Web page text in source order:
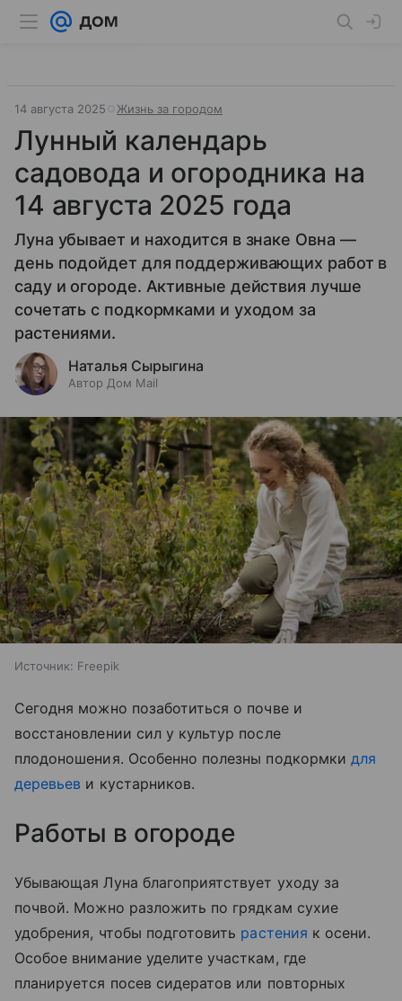
14 августа 2025 Жизнь за городом
Лунный календарь
садовода и огородника на
14 августа 2025 года
Луна убывает и находится в знаке Овна —
день подойдет для поддерживающих работ в
саду и огороде. Активные действия лучше
сочетать с подкормками и уходом за
растениями.
Наталья Сырыгина
Автор Дом Mail
Источник: Freepik
Сегодня можно позаботиться о почве и
восстановлении сил у культур после
плодоношения. Особенно полезны подкормки для
деревьев и кустарников.
Работы в огороде
Убывающая Луна благоприятствует уходу за
почвой. Можно разложить по грядкам сухие
удобрения, чтобы подготовить растения к осени.
Особое внимание уделите участкам, где
планируется посев сидератов или повторных